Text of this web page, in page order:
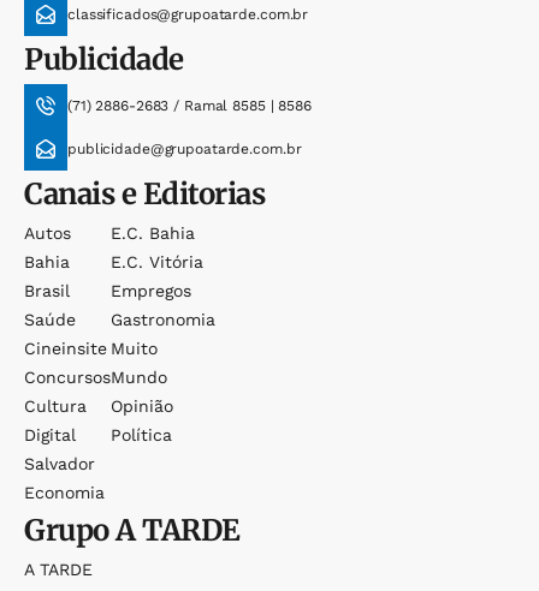
classificados@grupoatarde.com.br
Publicidade
(71) 2886-2683 / Ramal 8585 | 8586
publicidade@grupoatarde.com.br
Canais e Editorias
Autos
Bahia
Brasil
Saúde
Cineinsite
Concursos
Cultura
Digital
Salvador
Economia
E.c. Bahia
E.c. Vitória
Empregos
Gastronomia
Muito
Mundo
Opinião
Política
GrupoA TARDE
A TARDE